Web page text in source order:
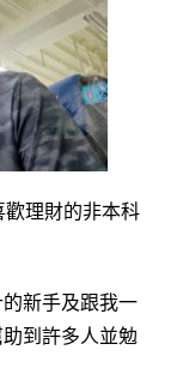
歡理財的非本科
新手及跟我一
到許多人並勉